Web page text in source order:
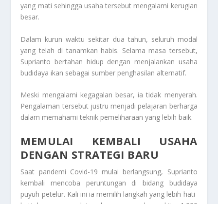
yang mati sehingga usaha tersebut mengalami kerugian
besar.
Dalam kurun waktu sekitar dua tahun, seluruh modal
yang telah di tanamkan habis. Selama masa tersebut,
Suprianto bertahan hidup dengan menjalankan usaha
budidaya ikan sebagai sumber penghasilan alternatif.
Meski mengalami kegagalan besar, ia tidak menyerah.
Pengalaman tersebut justru menjadi pelajaran berharga
dalam memahami teknik pemeliharaan yang lebih baik.
MEMULAI KEMBALI USAHA
DENGAN STRATEGI BARU
Saat pandemi Covid-19 mulai berlangsung, Suprianto
kembali mencoba peruntungan di bidang budidaya
puyuh petelur. Kali ini ia memilih langkah yang lebih hati-